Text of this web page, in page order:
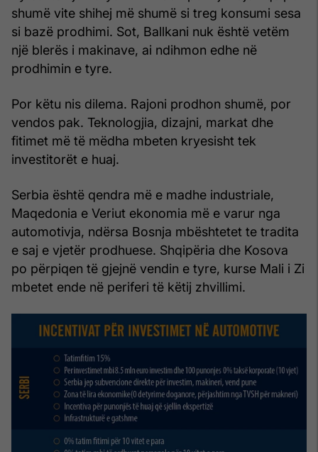
shumë vite shihej më shumë si treg konsumi sesa
si bazë prodhimi. Sot, Ballkani nuk është vetëm
një blerës i makinave, ai ndihmon edhe në
prodhimin e tyre.
Por këtu nis dilema. Rajoni prodhon shumë, por
vendos pak. Teknologjia, dizajni, markat dhe
fitimet më të mëdha mbeten kryesisht tek
investitorët e huaj.
Serbia është qendra më e madhe industriale,
Maqedonia e Veriut ekonomia më e varur nga
automotivja, ndërsa Bosnja mbështetet te tradita
e saj e vjetër prodhuese. Shqipëria dhe Kosova
po përpiqen të gjejnë vendin e tyre, kurse Mali i Zi
mbetet ende në periferi të këtij zhvillimi.